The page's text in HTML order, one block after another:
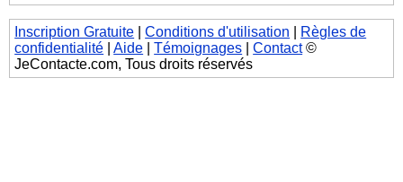
Inscription Gratuite |Conditions d'utilisation
Règles de
confidentialité |Aide |Témoignages |Contact©
JeContacte.com, Tous droits réservés